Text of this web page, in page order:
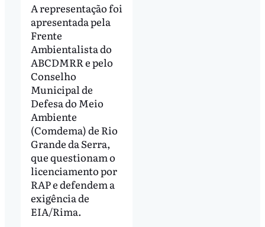
A representação foi
apresentada pela
Frente
Ambientalista do
ABCDMRR e pelo
Conselho
Municipal de
Defesa do Meio
Ambiente
(Comdema) de Rio
Grande da Serra,
que questionam o
licenciamento por
RAP e defendem a
exigência de
EIA/Rima.